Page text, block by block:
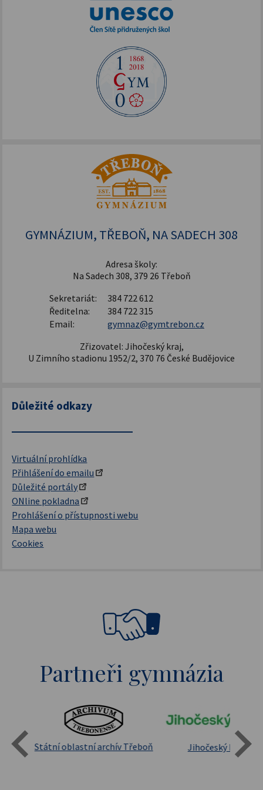
GYMNÁZIUM, TŘEBOŇ, NA SADECH 308
Adresa školy:
Na Sadech 308, 379 26 Třeboň
Sekretariát:
384 722 612
Ředitelna:
384 722 315
Email:
gymnaz@gymtrebon.cz
Zřizovatel: Jihočeský kraj,
U Zimního stadionu 1952/2, 370 76 České Budějovice
Důležité odkazy
Virtuální prohlídka
Přihlášení do emailu
Důležité portály
ONline pokladna
Prohlášení o přístupnosti webu
Mapa webu
Cookies
Partneři gymnázia
Státní oblastní archív Třeboň Jihočeský kraj